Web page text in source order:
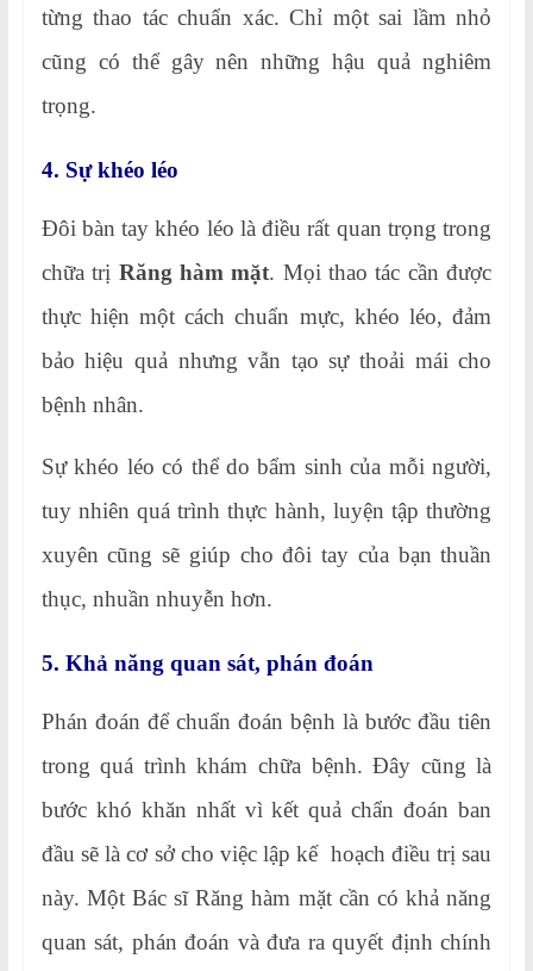
từng thao tác chuẩn xác. Chỉ một sai lầm nhỏ
cũng có thể gây nên những hậu quả nghiêm
trọng.
4. Sự khéo léo
Đôi bàn tay khéo léo là điều rất quan trọng trong
chữa trị Răng hàm mặt. Mọi thao tác cần được
thực hiện một cách chuẩn mực, khéo léo, đảm
bảo hiệu quả nhưng vẫn tạo sự thoải mái cho
bệnh nhân.
Sự khéo léo có thể do bẩm sinh của mỗi người,
tuy nhiên quá trình thực hành, luyện tập thường
xuyên cũng sẽ giúp cho đôi tay của bạn thuần
thục, nhuần nhuyễn hơn.
5. Khả năng quan sát, phán đoán
Phán đoán để chuẩn đoán bệnh là bước đầu tiên
trong quá trình khám chữa bệnh. Đây cũng là
bước khó khăn nhất vì kết quả chẩn đoán ban
đầu sẽ là cơ sở cho việc lập kế hoạch điều trị sau
này. Một Bác sĩ Răng hàm mặt cần có khả năng
quan sát, phán đoán và đưa ra quyết định chính